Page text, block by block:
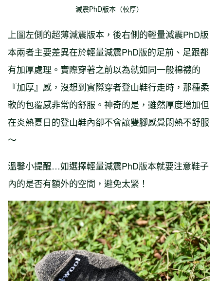
減震PhD版本（較厚）
上圖左側的超薄減震版本，後右側的輕量減震PhD版
本兩者主要差異在於輕量減震PhD版的足前、足跟都
有加厚處理。實際穿著之前以為就如同一般棉襪的
『加厚』感，沒想到實際穿者登山鞋行走時，那種柔
軟的包覆感非常的舒服。神奇的是，雖然厚度增加但
在炎熱夏日的登山鞋內卻不會讓雙腳感覺悶熱不舒服
～
溫馨小提醒…如選擇輕量減震PhD版本就要注意鞋子
內的是否有額外的空間，避免太緊！